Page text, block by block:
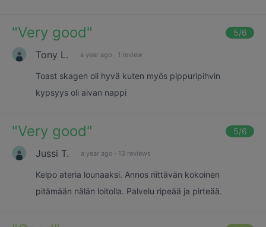
"Very good" 5/6
Tony L. a year ago · 1 review
Toast skagen oli hyvä kuten myös pippuripihvin
kypsyys oli aivan nappi
"Very good" 5/6
Jussi T. a year ago · 13 reviews
Kelpo ateria lounaaksi. Annos riittävän kokoinen
pitämään nälän loitolla. Palvelu ripeää ja pirteää.